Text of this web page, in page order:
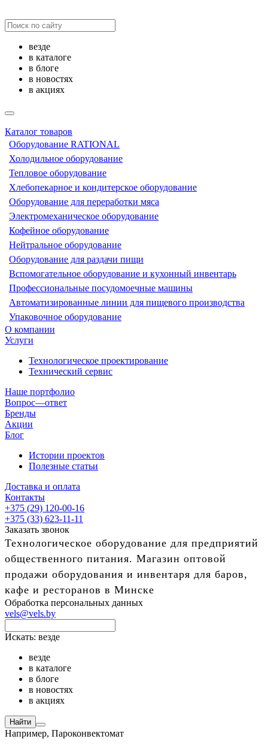
везде
в каталоге
в блоге
в новостях
в акциях
Каталог товаров
Оборудование RATIONAL
Холодильное оборудование
Тепловое оборудование
Хлебопекарное и кондитерское оборудование
Оборудование для переработки мяса
Электромеханическое оборудование
Кофейное оборудование
Нейтральное оборудование
Оборудование для раздачи пищи
Вспомогательное оборудование и кухонный инвентарь
Профессиональные посудомоечные машины
Автоматизированные линии для пищевого производства
Упаковочное оборудование
О компании
Услуги
Технологическое проектирование
Технический сервис
Наше портфолио
Вопрос—ответ
Бренды
Акции
Блог
Истории проектов
Полезные статьи
Доставка и оплата
Контакты
+375 (29) 120-00-16
+375 (33) 623-11-11
Заказать звонок
Технологическое оборудование для предприятий
общественного питания. Магазин оптовой
продажи оборудования и инвентаря для баров,
кафе и ресторанов в Минске
Обработка персональных данных
vels@vels.by
Искать: везде
везде
в каталоге
в блоге
в новостях
в акциях
Найти
Например, Пароконвектомат